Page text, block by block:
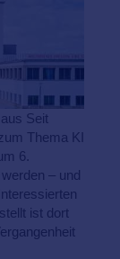
Seit
Thema KI
6.
– und
ist dort